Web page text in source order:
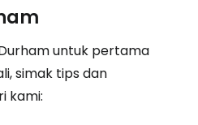
untuk pertama
simak tips dan
kami: